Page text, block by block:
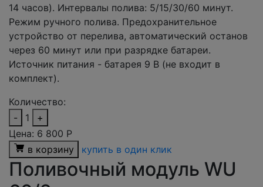
14 часов). Интервалы полива: 5/15/30/60 минут.
Режим ручного полива. Предохранительное
устройство от перелива, автоматический останов
через 60 минут или при разрядке батареи.
Источник питания - батарея 9 В (не входит в
комплект).
Количество:
-
1
+
Цена: 6 800 Р
в корзину
купить в один клик
Поливочный модуль WU